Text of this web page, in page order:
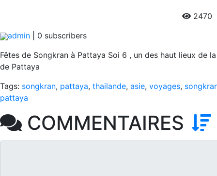
2470
admin
0 subscribers
Fêtes de Songkran à Pattaya Soi 6 , un des haut lieux de
de Pattaya
Tags: songkran, pattaya, thailande, asie, voyages,
pattaya
COMMENTAIRES